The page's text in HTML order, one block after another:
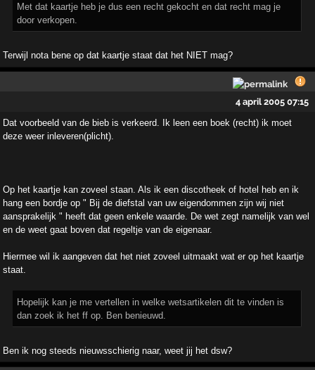
Met dat kaartje heb je dus een recht gekocht en dat recht mag je
door verkopen.
Terwijl nota bene op dat kaartje staat dat het NIET mag?
4 april 2005 07:15
Dat voorbeeld van de bieb is verkeerd. Ik leen een boek (recht) ik moet
deze weer inleveren(plicht).
Op het kaartje kan zoveel staan. Als ik een discotheek of hotel heb en ik
hang een bordje op " Bij de diefstal van uw eigendommen zijn wij niet
aansprakelijk " heeft dat geen enkele waarde. De wet zegt namelijk van wel
en de weet gaat boven dat regeltje van de eigenaar.
Hiermee wil ik aangeven dat het niet zoveel uitmaakt wat er op het kaartje
staat.
Hopelijk kan je me vertellen in welke wetsartikelen dit te vinden is
dan zoek ik het ff op. Ben benieuwd.
Ben ik nog steeds nieuwsschierig naar, weet jij het dsw?